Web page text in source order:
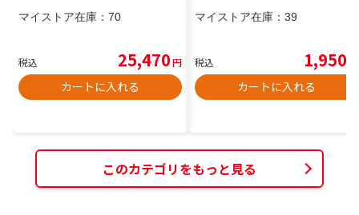
マイストア在庫： 70
税込 25,470円
カートに入れる
マイストア在庫： 39
税込 1,950
カートに入れる
このカテゴリをもっと見る